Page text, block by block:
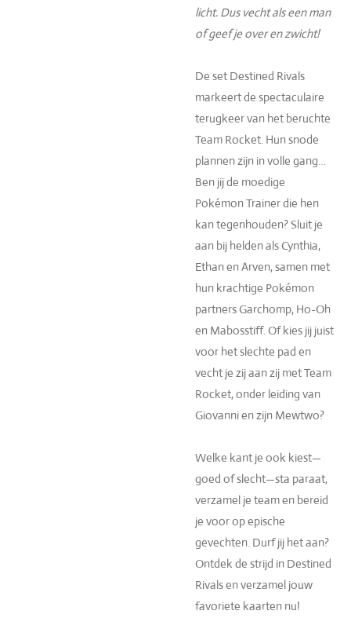
licht. Dus vecht als een man
of geef je over en zwicht!
De set Destined Rivals
markeert de spectaculaire
terugkeer van het beruchte
Team Rocket. Hun snode
plannen zijn in volle gang…
Ben jij de moedige
Pokémon Trainer die hen
kan tegenhouden? Sluit je
aan bij helden als Cynthia,
Ethan en Arven, samen met
hun krachtige Pokémon
partners Garchomp, Ho-Oh
en Mabosstiff. Of kies jij juist
voor het slechte pad en
vecht je zij aan zij met Team
Rocket, onder leiding van
Giovanni en zijn Mewtwo?
Welke kant je ook kiest—
goed of slecht—sta paraat,
verzamel je team en bereid
je voor op epische
gevechten. Durf jij het aan?
Ontdek de strijd in Destined
Rivals en verzamel jouw
favoriete kaarten nu!